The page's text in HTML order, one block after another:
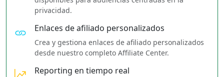
privacidad.
Enlaces de afiliado personalizados
Crea y gestiona enlaces de afiliado personalizados
desde nuestro completo Affiliate Center.
Reporting en tiempo real